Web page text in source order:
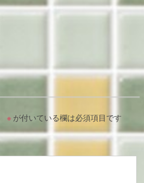
※ が付いている欄は必須項目です